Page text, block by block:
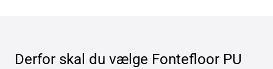
Derfor skal du vælge Fontefloor PU